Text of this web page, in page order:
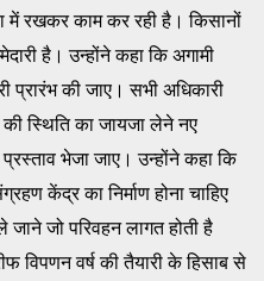
में रखकर काम कर रही है। किसानों
है। उन्होंने कहा कि अगामी
प्रारंभ की जाए। सभी अधिकारी
स्थिति का जायजा लेने नए
भेजा जाए। उन्होंने कहा कि
केंद्र का निर्माण होना चाहिए
जो परिवहन लागत होती है
वर्ष की तैयारी के हिसाब से